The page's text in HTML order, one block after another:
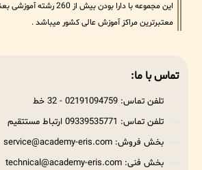
این مجموعه با دارا بودن بیش
معتبرترین مراکز آموزش عالی کشور میباشد .
تماس با ما:
تلفن تماس: 02191094759 - 32 خط
تلفن تماس: 09339535771 ارتباط مستتقیم
بخش فروش: service@academy-eris.com
بخش فنی: technical@academy-eris.com